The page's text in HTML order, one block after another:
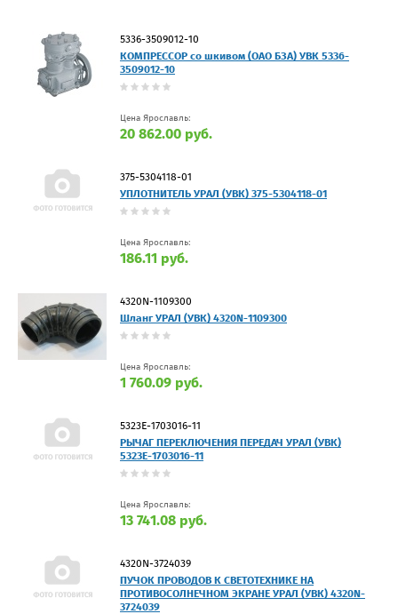
5336-3509012-10
КОМПРЕССОР со шкивом (ОАО БЗА) УВК 5336-
3509012-10
Цена Ярославль:
20 862.00 руб.
375-5304118-01
УПЛОТНИТЕЛЬ УРАЛ (УВК) 375-5304118-01
Цена Ярославль:
186.11 руб.
4320N-1109300
Шланг УРАЛ (УВК) 4320N-1109300
Цена Ярославль:
1 760.09 руб.
5323Е-1703016-11
РЫЧАГ ПЕРЕКЛЮЧЕНИЯ ПЕРЕДАЧ УРАЛ (УВК)
5323Е-1703016-11
Цена Ярославль:
13 741.08 руб.
4320N-3724039
ПУЧОК ПРОВОДОВ К СВЕТОТЕХНИКЕ НА
ПРОТИВОСОЛНЕЧНОМ ЭКРАНЕ УРАЛ (УВК) 4320N-
3724039